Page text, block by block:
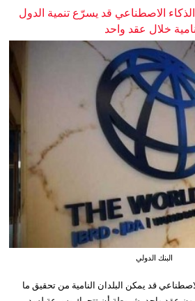
الذكاء الاصطناعي قد يسرّع تنمية الدول
خلال عقد واحد
البنك الدولي
قد يمكن البلدان النامية من تحقيق ما